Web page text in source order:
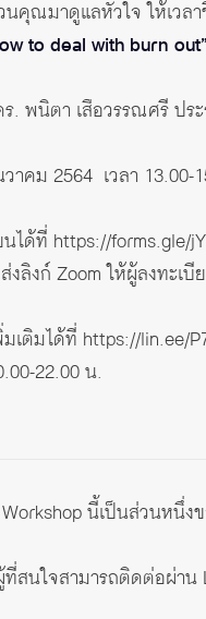
นคุณมาดูแลหัวใจ ให้เวล
to deal with burn out”
. พนิตา เสือวรรณศรี ป
าคม 2564 เวลา 13.00-
นได้ที่ https://forms.gle/
งลิงก์ Zoom ให้ผู้ลงทะเ
เติมได้ที่ https://lin.ee/
22.00 น.
Workshop นี้เป็นส่วนหนึ่ง
ที่สนใจสามารถติดต่อผ่าน